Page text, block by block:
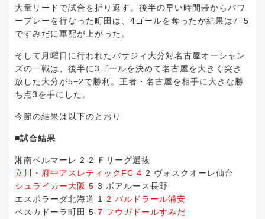
大量リードで試合を折り返す。後半の早い時間帯からパワ
ープレーを行なった町田は、4ゴールを奪ったが結果は7−5
ですみだに軍配が上がった。
そして月曜日に行われたバサジィ大分対名古屋オーシャン
ズの一戦は、後半に3ゴールを決めて名古屋を大きく突き
放した大分が5−2で勝利。王者・名古屋を相手に大きな勝
ち点3を手にした。
今節の結果は以下のとおり
■試合結果
湘南ベルマーレ 2-2 Ｆリーグ選抜
立川・府中アスレティックFC 4-2 ヴォスクオーレ仙台
シュライカー大阪 5-3 ボアルース長野
エスポラーダ北海道 1-2 バルドラール浦安
ペスカドーラ町田 5-7 フウガドールすみだ